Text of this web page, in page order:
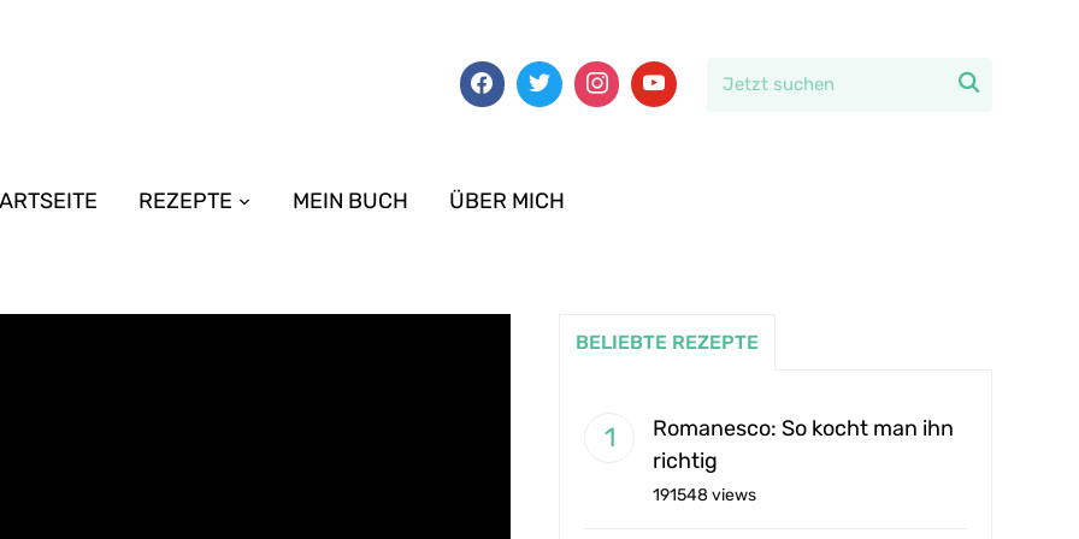

REZEPTE MEIN BUCH ÜBER MICH
BELIEBTE REZEPTE
Romanesco: So kocht man ihn
richtig
191548 views